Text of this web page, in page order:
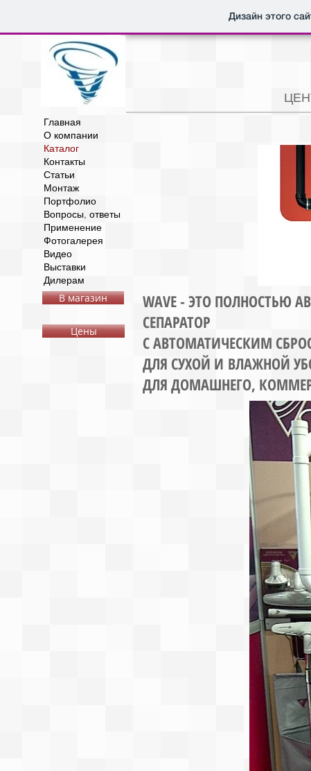
Дизайн этого
WAVE - ЭТО
СЕПАРАТОР
С АВТОМАТИЧЕСКИМ
ДЛЯ СУХОЙ И ВЛАЖНОЙ
ДЛЯ ДОМАШНЕГО,
Главная
О компании
Каталог
Контакты
Статьи
Монтаж
Портфолио
Вопросы, ответы
Применение
Фотогалерея
Видео
Выставки
Дилерам
В магазин
Цены